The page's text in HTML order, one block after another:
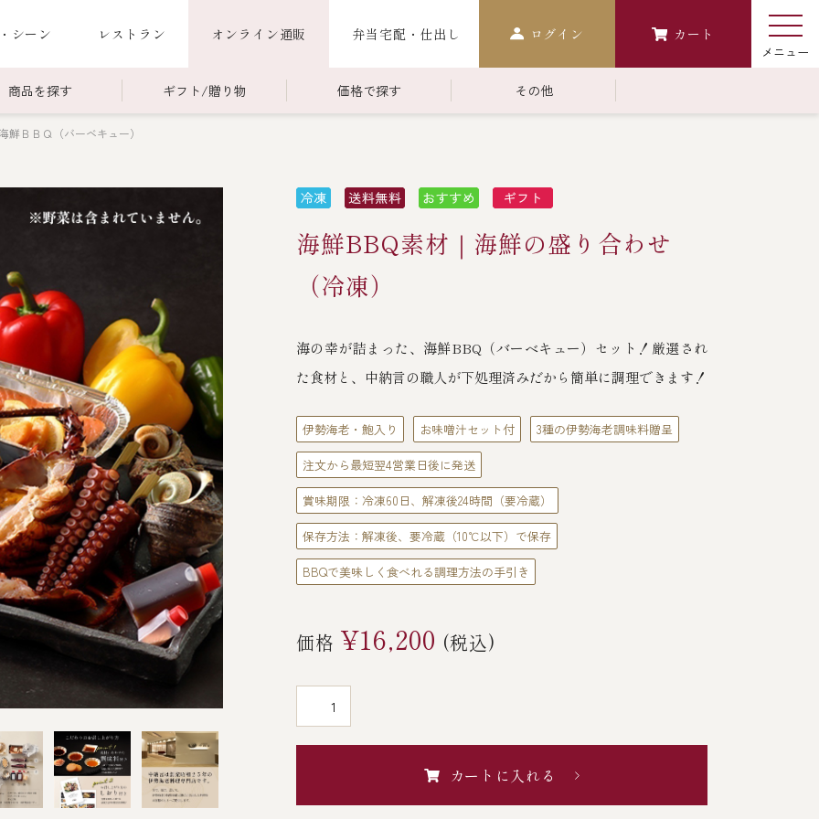
シーン レストラン オンライン通販 弁当宅配・仕出し ログイン カート
商品を探す
ごちそう重
お食い初め重
海鮮ＢＢＱ
お味噌汁
お弁当（冷凍）
生おせち おせち冷凍
レストラン商品
中納言 鉄板焼ひかり
ギフト/贈り物 価格で探す
～
その他
定商品
鮮ＢＢＱ（バーベキュー）
海鮮BBQ素材｜海鮮の盛り合わせ
（冷凍）
海の幸が詰まった、海鮮BBQ（バーベキュー）セット！厳選され
た食材と、中納言の職人が下処理済みだから簡単に調理できます！
伊勢海老・鮑入り お味噌汁セット付 3種の伊勢海老調味料贈呈
注文から最短翌4営業日後に発送
賞味期限：冷凍60日、解凍後24時間（要冷蔵）
保存方法：解凍後、要冷蔵（10℃以下）で保存
BBQで美味しく食べれる調理方法の手引き
価格 ¥16,200 (税込)
カートに入れる